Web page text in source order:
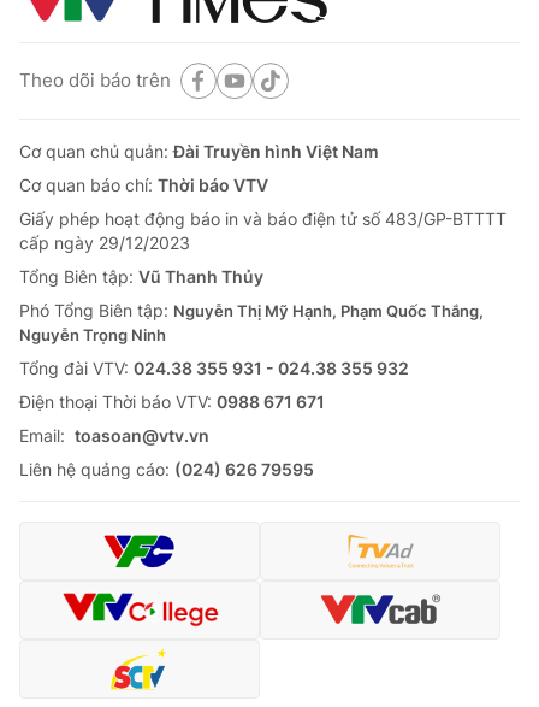
Theo dõi báo trên
Cơ quan chủ quản:Đài Truyền hình Việt Nam
Cơ quan báo chí: Thời báo VTV
Giấy phép hoạt động báo in và báo điện tử số 483/GP-BTTTT
cấp ngày 29/12/2023
Tổng Biên tập: Vũ Thanh Thủy
Phó Tổng Biên tập: Nguyễn Thị Mỹ Hạnh, Phạm Quốc Thắng,
Nguyễn Trọng Ninh
Tổng đài VTV: 024.38 355 931 - 024.38 355 932
Ðiện thoại Thời báo VTV: 0988 671 671
Email: toasoan@vtv.vn
Liên hệ quảng cáo: (024) 626 79595